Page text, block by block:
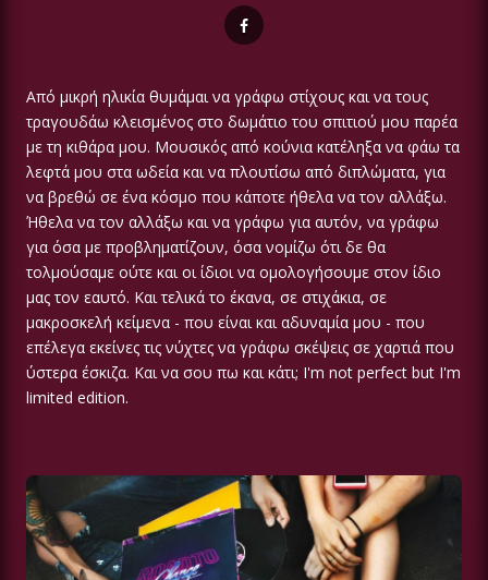
Από μικρή ηλικία θυμάμαι να γράφω στίχους και να τους
τραγουδάω κλεισμένος στο δωμάτιο του σπιτιού μου παρέα
με τη κιθάρα μου. Μουσικός από κούνια κατέληξα να φάω τα
λεφτά μου στα ωδεία και να πλουτίσω από διπλώματα, για
να βρεθώ σε ένα κόσμο που κάποτε ήθελα να τον αλλάξω.
Ήθελα να τον αλλάξω και να γράφω για αυτόν, να γράφω
για όσα με προβληματίζουν, όσα νομίζω ότι δε θα
τολμούσαμε ούτε και οι ίδιοι να ομολογήσουμε στον ίδιο
μας τον εαυτό. Και τελικά το έκανα, σε στιχάκια, σε
μακροσκελή κείμενα - που είναι και αδυναμία μου - που
επέλεγα εκείνες τις νύχτες να γράφω σκέψεις σε χαρτιά που
ύστερα έσκιζα. Και να σου πω και κάτι; I'm not perfect but I'm
limited edition.